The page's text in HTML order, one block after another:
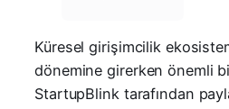
Küresel girişimcilik
dönemine girerken önemli
StartupBlink tarafından